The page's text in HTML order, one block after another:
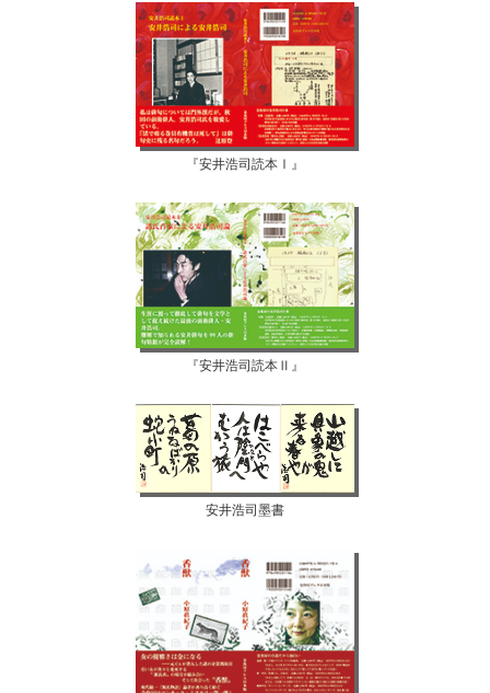
『安井浩司読本Ⅰ』
『安井浩司読本Ⅱ』
安井浩司墨書